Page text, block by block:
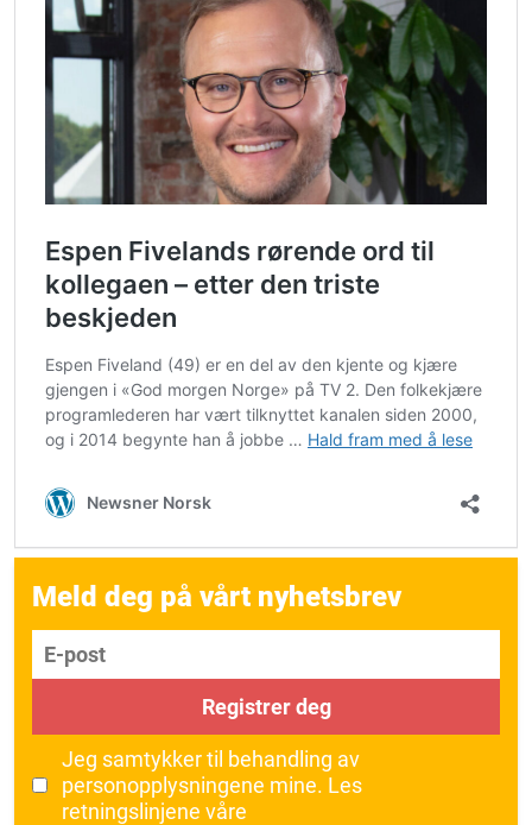
Meld deg på vårt nyhetsbrev
E-post
Registrer deg
Jeg samtykker til behandling av
personopplysningene mine. Les
retningslinjene våre